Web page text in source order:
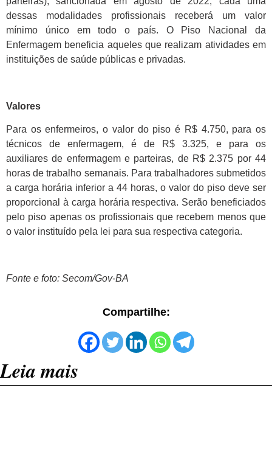
dessas modalidades profissionais receberá um valor
mínimo único em todo o país. O Piso Nacional da
Enfermagem beneficia aqueles que realizam atividades em
instituições de saúde públicas e privadas.
Valores
Para os enfermeiros, o valor do piso é R$ 4.750, para os
técnicos de enfermagem, é de R$ 3.325, e para os
auxiliares de enfermagem e parteiras, de R$ 2.375 por 44
horas de trabalho semanais. Para trabalhadores submetidos
a carga horária inferior a 44 horas, o valor do piso deve ser
proporcional à carga horária respectiva. Serão beneficiados
pelo piso apenas os profissionais que recebem menos que
o valor instituído pela lei para sua respectiva categoria.
Fonte e foto: Secom/Gov-BA
Compartilhe:
Leia mais